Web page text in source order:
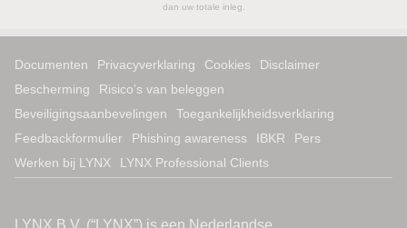
dan uw totale inleg.
Documenten Privacyverklaring Cookies
Disclaimer
Bescherming
Risico’s van beleggen
Beveiligingsaanbevelingen
Toegankelijkheidsverklaring
Feedbackformulier
Phishing awareness IBKR
Pers
Werken bij LYNX
LYNX Professional Clients